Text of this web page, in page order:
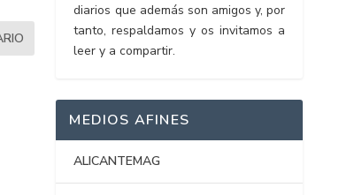
diarios que además son amigos y, por
tanto, respaldamos y os invitamos a
leer y a compartir.
MEDIOS AFINES
ALICANTEMAG